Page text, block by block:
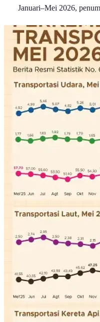
Januari–Mei 2026,